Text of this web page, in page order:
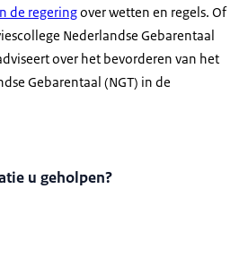
de regeringover wetten en regels. Of
Nederlandse Gebarentaal
over het bevorderen van het
Gebarentaal (NGT) in de
u geholpen?